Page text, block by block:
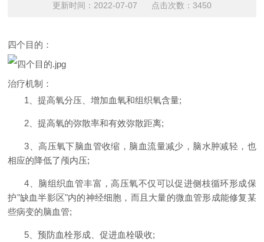
更新时间：2022-07-07 点击次数：3450
四个目的：
治疗机制：
1
、提高氧分压 、增加血氧和组织氧含量;
2 、提高氧的弥散率和有效弥散距离;
3 、高压氧下脑血管收缩， 脑血流量减少， 脑水肿减轻，也
相应的降低了颅内压;
4 、脑组织血管丰富，高压氧不仅可以促进侧枝循环形成保
护"缺血半影区"内的神经细胞，而且大量的微血管形成能修复某
些病变的脑血管;
5 、预防血栓形成、促进血栓吸收;